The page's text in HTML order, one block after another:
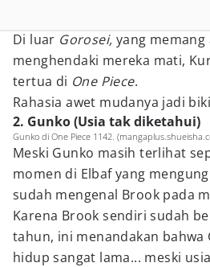
Di luar Gorosei, yang
menghendaki mereka mati,
tertua di One Piece.
Rahasia awet mudanya jadi
2. Gunko (Usia tak diketahui)
Gunko di One Piece 1142.
Meski Gunko masih terlihat
momen di Elbaf yang
sudah mengenal Brook pada
Karena Brook sendiri sudah
tahun, ini menandakan bahwa
hidup sangat lama... meski